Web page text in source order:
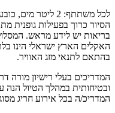
לכל משתתף: 2
הסיור כרוך בפעילות גופנית
בריאות יש לידע מראש.
האקלים הארץ ישראלי הינו
בהתאם לתנאי מזג האוויר.
המדריכים בעלי רישיון מורה
ובטיחותית במהלך הטיול הנה
המדריכ/ה בכל אירוע חריג